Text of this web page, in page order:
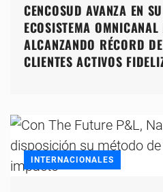
CENCOSUD AVANZA EN
ECOSISTEMA
ALCANZANDO RÉCORD
CLIENTES ACTIVOS
INTERNACIONALES